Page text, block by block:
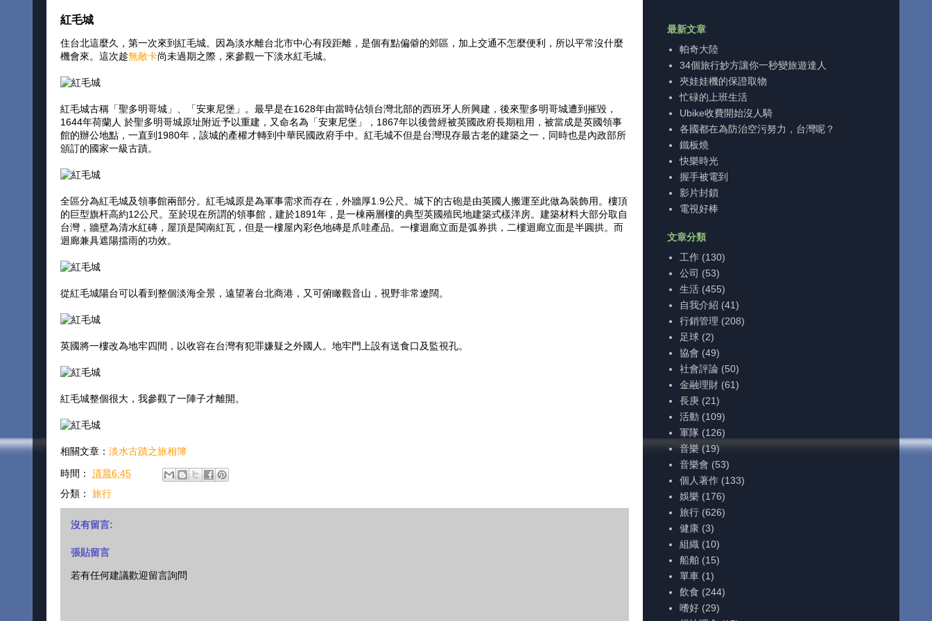
紅毛城
住台北這麼久，第一次來到紅毛城。因為淡水離台北市中心有段距離，是個有點偏僻的郊區，加上交通不怎麼便利，所以平常沒什麼
機會來。這次趁無敵卡尚未過期之際，來參觀一下淡水紅毛城。
紅毛城古稱「聖多明哥城」、「安東尼堡」。最早是在1628年由當時佔領台灣北部的西班牙人所興建，後來聖多明哥城遭到摧毀，
1644年荷蘭人 於聖多明哥城原址附近予以重建，又命名為「安東尼堡」，1867年以後曾經被英國政府長期租用，被當成是英國領事
館的辦公地點，一直到1980年，該城的產權才轉到中華民國政府手中。紅毛城不但是台灣現存最古老的建築之一，同時也是內政部所
頒訂的國家一級古蹟。
全區分為紅毛城及領事館兩部分。紅毛城原是為軍事需求而存在，外牆厚1.9公尺。城下的古砲是由英國人搬運至此做為裝飾用。樓頂
的巨型旗杆高約12公尺。至於現在所謂的領事館，建於1891年，是一棟兩層樓的典型英國殖民地建築式樣洋房。建築材料大部分取自
台灣，牆壁為清水紅磚，屋頂是閩南紅瓦，但是一樓屋內彩色地磚是爪哇產品。一樓迴廊立面是弧券拱，二樓迴廊立面是半圓拱。而
迴廊兼具遮陽擋雨的功效。
從紅毛城陽台可以看到整個淡海全景，遠望著台北商港，又可俯瞰觀音山，視野非常遼闊。
英國將一樓改為地牢四間，以收容在台灣有犯罪嫌疑之外國人。地牢門上設有送食口及監視孔。
紅毛城整個很大，我參觀了一陣子才離開。
相關文章： 淡水古蹟之旅相簿
時間： 清晨6:45
分類： 旅行
沒有留言:
張貼留言
若有任何建議歡迎留言詢問
最新文章
帕奇大陸
34個旅行妙方讓你一秒變旅遊達人
夾娃娃機的保證取物
忙碌的上班生活
Ubike收費開始沒人騎
各國都在為防治空污努力，台灣呢？
鐵板燒
快樂時光
握手被電到
影片封鎖
電視好棒
文章分類
工作 (130)
公司 (53)
生活 (455)
自我介紹 (41)
行銷管理 (208)
足球 (2)
協會 (49)
社會評論 (50)
金融理財 (61)
長庚 (21)
活動 (109)
軍隊 (126)
音樂 (19)
音樂會 (53)
個人著作 (133)
娛樂 (176)
旅行 (626)
健康 (3)
組織 (10)
船舶 (15)
單車 (1)
飲食 (244)
嗜好 (29)